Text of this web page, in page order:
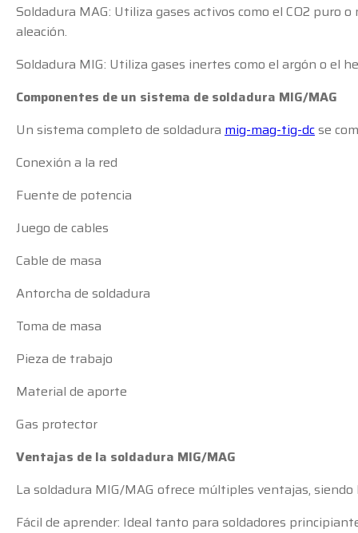
Soldadura MAG: Utiliza gases activos como el CO2 puro
aleación.
Soldadura MIG: Utiliza gases inertes como el argón o el
Componentes de un sistema de soldadura MIG/MAG
Un sistema completo de soldadura mig-mag-tig-dcse
Conexión a la red
Fuente de potencia
Juego de cables
Cable de masa
Antorcha de soldadura
Toma de masa
Pieza de trabajo
Material de aporte
Gas protector
Ventajas de la soldadura MIG/MAG
La soldadura MIG/MAG ofrece múltiples ventajas,
Fácil de aprender: Ideal tanto para soldadores